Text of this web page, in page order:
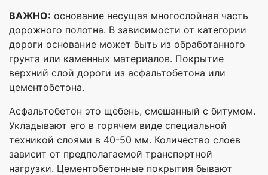
ВАЖНО: основание несущая многослойная часть
дорожного полотна. В зависимости от категории
дороги основание может быть из обработанного
грунта или каменных материалов. Покрытие
верхний слой дороги из асфальтобетона или
цементобетона.
Асфальтобетон это щебень, смешанный с битумом.
Укладывают его в горячем виде специальной
техникой слоями в 40-50 мм. Количество слоев
зависит от предполагаемой транспортной
нагрузки. Цементобетонные покрытия бывают